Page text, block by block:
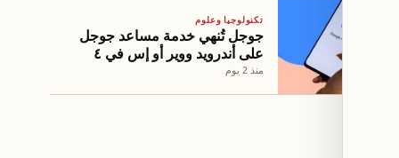
تكنولوجيا وعلوم
جوجل تُنهي خدمة مساعد جوجل
على أندرويد ووِير أو إس في ٤
سبتمبر
منذ 2 يوم